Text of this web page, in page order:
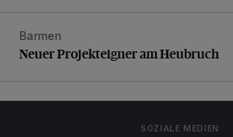
Neuer Projekteigner am Heubruch
Barmen
Neuer Projekteigner am Heubruch
SOZIALE MEDIEN